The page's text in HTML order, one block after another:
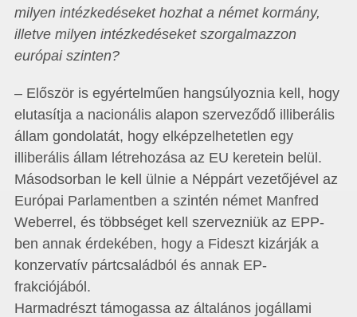
milyen intézkedéseket hozhat a német kormány,
illetve milyen intézkedéseket szorgalmazzon
európai szinten?
– Először is egyértelműen hangsúlyoznia kell, hogy
elutasítja a nacionális alapon szerveződő illiberális
állam gondolatát, hogy elképzelhetetlen egy
illiberális állam létrehozása az EU keretein belül.
Másodsorban le kell ülnie a Néppárt vezetőjével az
Európai Parlamentben a szintén német Manfred
Weberrel, és többséget kell szervezniük az EPP-
ben annak érdekében, hogy a Fideszt kizárják a
konzervatív pártcsaládból és annak EP-
frakciójából.
Harmadrészt támogassa az általános jogállami